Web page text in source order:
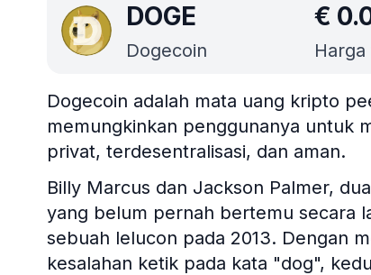
DOGE
Dogecoin
€
Dogecoin adalah mata uang kripto
memungkinkan penggunanya untuk
privat, terdesentralisasi, dan aman.
Billy Marcus dan Jackson Palmer,
yang belum pernah bertemu secara
sebuah lelucon pada 2013. Dengan
kesalahan ketik pada kata "dog",